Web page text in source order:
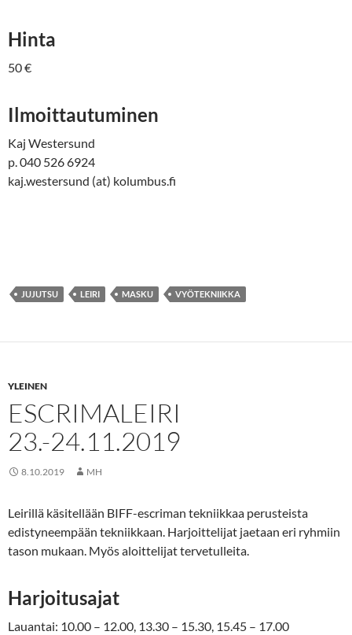
Hinta
50 €
Ilmoittautuminen
Kaj Westersund
p. 040 526 6924
kaj.westersund (at) kolumbus.fi
JUJUTSU LEIRI MASKU VYÖTEKNIIKKA
YLEINEN
ESCRIMALEIRI
23.-24.11.2019
8.10.2019 MH
Leirillä käsitellään BIFF-escriman tekniikkaa perusteista
edistyneempään tekniikkaan. Harjoittelijat jaetaan eri ryhmiin
tason mukaan. Myös aloittelijat tervetulleita.
Harjoitusajat
Lauantai: 10.00 – 12.00, 13.30 – 15.30, 15.45 – 17.00